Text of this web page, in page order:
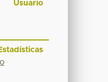
Usuario